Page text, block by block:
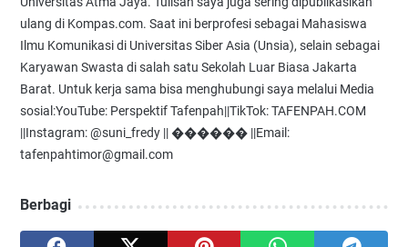
ulang di Kompas.com. Saat ini berprofesi sebagai Mahasiswa
Ilmu Komunikasi di Universitas Siber Asia (Unsia), selain sebagai
Karyawan Swasta di salah satu Sekolah Luar Biasa Jakarta
Barat. Untuk kerja sama bisa menghubungi saya melalui Media
sosial:YouTube: Perspektif Tafenpah||TikTok: TAFENPAH.COM
||Instagram: @suni_fredy || ������ ||Email:
tafenpahtimor@gmail.com
Berbagi